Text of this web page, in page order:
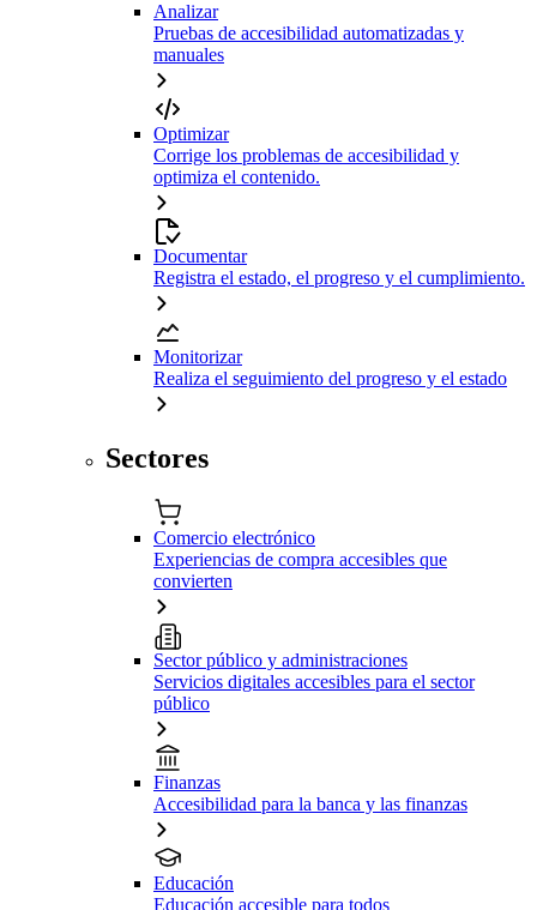
Analizar
Pruebas de accesibilidad automatizadas y
manuales
Optimizar
Corrige los problemas de accesibilidad y
optimiza el contenido.
Documentar
Registra el estado, el progreso y el cumplimiento.
Monitorizar
Realiza el seguimiento del progreso y el estado
Sectores
Comercio electrónico
Experiencias de compra accesibles que
convierten
Sector público y administraciones
Servicios digitales accesibles para el sector
público
Finanzas
Accesibilidad para la banca y las finanzas
Educación
Educación accesible para todos